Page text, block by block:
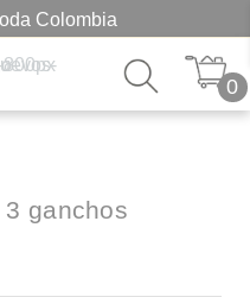
Colombia
0
ganchos